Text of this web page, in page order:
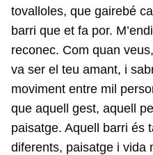
tovalloles, que gairebé
barri que et fa por.
reconec. Com quan
va ser el teu amant, i
moviment entre mil
que aquell gest, aquell
paisatge. Aquell barri és
diferents, paisatge i vida